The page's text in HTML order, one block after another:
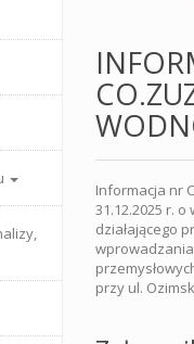
Informacja nr
31.12.2025 r.
działającego
wprowadzania
przy ul.